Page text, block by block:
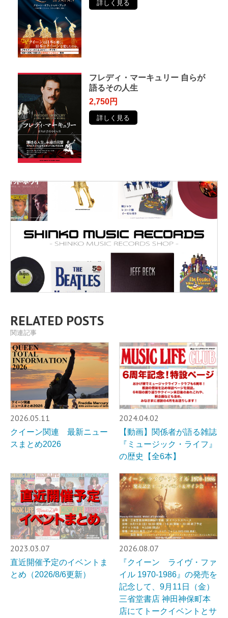
詳しく見る
フレディ・マーキュリー ⾃らが
語るその⼈⽣
2,750円
詳しく見る
RELATED POSTS
関連記事
2026.05.11
クイーン関連 最新ニュー
スまとめ2026
2024.04.02
【動画】関係者が語る雑誌
『ミュージック・ライフ』
の歴史【全6本】
2023.03.07
直近開催予定のイベントま
とめ（2026/8/6更新）
2026.08.07
『クイーン ライヴ・ファ
イル 1970-1986』の発売を
記念して、9月11日（金）
三省堂書店 神田神保町本
店にてトークイベントとサ